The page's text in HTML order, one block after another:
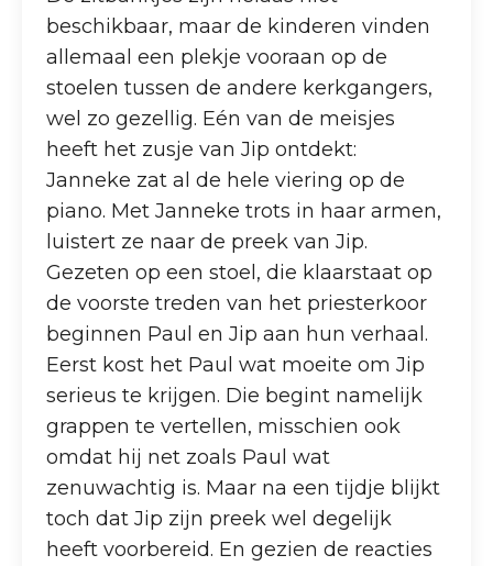
beschikbaar, maar de kinderen vinden
allemaal een plekje vooraan op de
stoelen tussen de andere kerkgangers,
wel zo gezellig. Eén van de meisjes
heeft het zusje van Jip ontdekt:
Janneke zat al de hele viering op de
piano. Met Janneke trots in haar armen,
luistert ze naar de preek van Jip.
Gezeten op een stoel, die klaarstaat op
de voorste treden van het priesterkoor
beginnen Paul en Jip aan hun verhaal.
Eerst kost het Paul wat moeite om Jip
serieus te krijgen. Die begint namelijk
grappen te vertellen, misschien ook
omdat hij net zoals Paul wat
zenuwachtig is. Maar na een tijdje blijkt
toch dat Jip zijn preek wel degelijk
heeft voorbereid. En gezien de reacties